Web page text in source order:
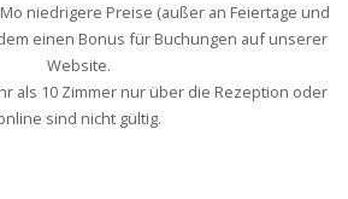
niedrigere Preise (außer an Feiertage und
einen Bonus für Buchungen auf unserer
Website.
als 10 Zimmer nur über die Rezeption oder
sind nicht gültig.